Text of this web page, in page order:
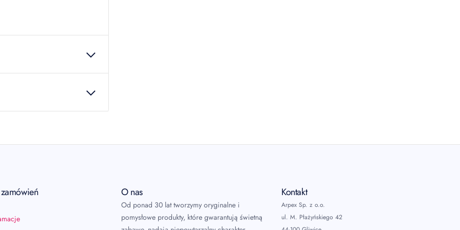
O nas
Od ponad 30 lat tworzymy oryginalne i
pomysłowe produkty, które gwarantują świetną
Kontakt
Arpex Sp. z o.o.
ul. M. Płażyńskiego 42